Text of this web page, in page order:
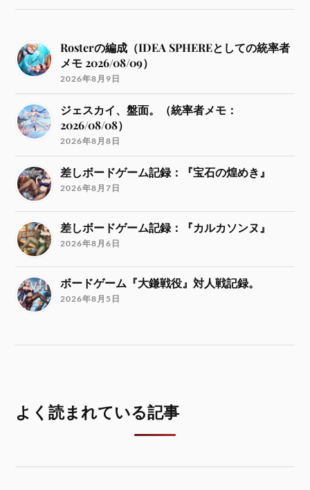
Rosterの編成（IDEA SPHEREとしての統率者
メモ 2026/08/09）
2026年8月9日
ジェスカイ、盤面。（統率者メモ：
2026/08/08）
2026年8月8日
差しボードゲーム記録：『宝石の煌めき』
2026年8月7日
差しボードゲーム記録：『カルカソンヌ』
2026年8月6日
ボードゲーム『大鎌戦役』対人戦記録。
2026年8月5日
よく読まれている記事